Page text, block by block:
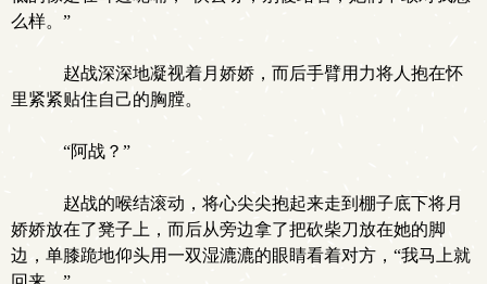
么样。”
赵战深深地凝视着月娇娇，而后手臂用力将人抱在怀
里紧紧贴住自己的胸膛。
“阿战？”
赵战的喉结滚动，将心尖尖抱起来走到棚子底下将月
娇娇放在了凳子上，而后从旁边拿了把砍柴刀放在她的脚
边，单膝跪地仰头用一双湿漉漉的眼睛看着对方，“我马上就